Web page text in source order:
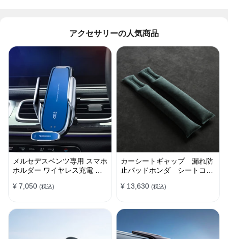
アクセサリーの人気商品
メルセデスベンツ専用 スマホ
ホルダー ワイヤレス充電 吹
¥ 7,050 (税込)
カーシートギャップ 漏れ防
止パッドホンダ シートコン
¥ 13,630 (税込)